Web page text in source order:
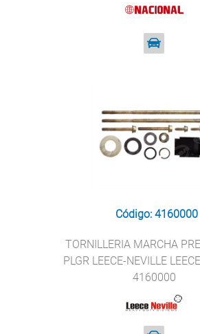
Código: 4160000
TORNILLERIA MARCHA
PLGR LEECE-NEVILLE
4160000